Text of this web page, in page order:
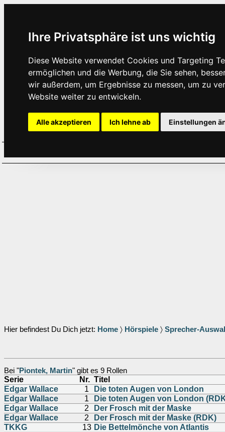
Ihre Privatsphäre ist uns wichtig
Diese Website verwendet Cookies und Targeting
ermöglichen und die Werbung, die Sie sehen,
wir außerdem, um Ergebnisse zu messen, um zu
Website weiter zu entwickeln.
Alle akzeptieren Ich lehne ab Einstellungen
Hier befindest Du Dich jetzt: Home 〉 Hörspiele 〉 Sprecher-
Bei "Piontek, Martin" gibt es 9 Rollen
Serie Nr. Titel
Edgar Wallace
1
Die toten Augen von London
Edgar Wallace
1
Die toten Augen von London
Edgar Wallace
2
Der Frosch mit der Maske
Edgar Wallace
2
Der Frosch mit der Maske (RDK)
TKKG
13 Die Bettelmönche von Atlantis